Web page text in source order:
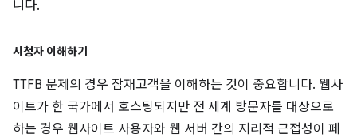
니다.
시청자 이해하기
TTFB 문제의 경우 잠재고객을 이해하는 것이 중요합니다. 웹사
이트가 한 국가에서 호스팅되지만 전 세계 방문자를 대상으로
하는 경우 웹사이트 사용자와 웹 서버 간의 지리적 근접성이 페